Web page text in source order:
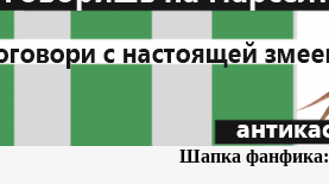
Шапка фанфика: